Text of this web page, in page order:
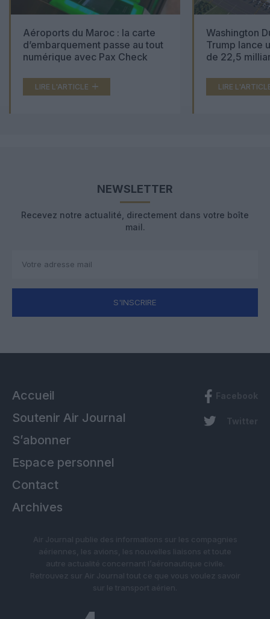
Aéroports du Maroc : la carte
d’embarquement passe au tout
numérique avec Pax Check
LIRE L'ARTICLE
Washington
Trump lance
de 22,5
LIRE
NEWSLETTER
Recevez notre actualité, directement dans votre boîte
mail.
S'INSCRIRE
Accueil
Soutenir Air Journal
S’abonner
Espace personnel
Contact
Archives